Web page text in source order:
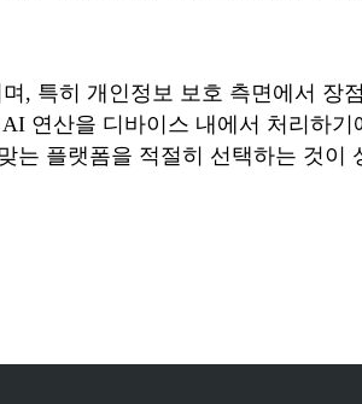
, 특히 개인정보 보호 측면에서
연산을 디바이스 내에서 처리하
플랫폼을 적절히 선택하는 것이